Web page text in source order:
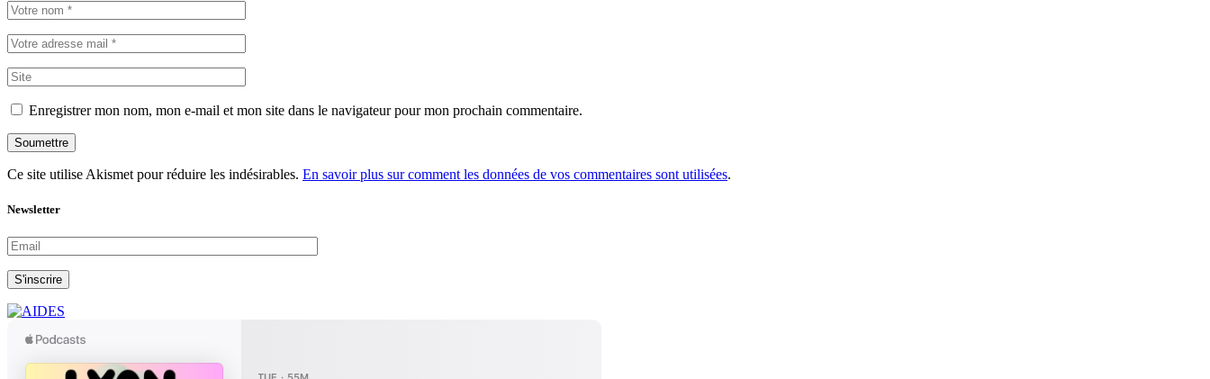
Enregistrer mon nom, mon e-mail et mon site dans le navigateur pour mon prochain commentaire.
Soumettre
Ce site utilise Akismet pour réduire les indésirables. En savoir plus sur comment les données de vos commentaires sont utilisées.
Newsletter
S'inscrire